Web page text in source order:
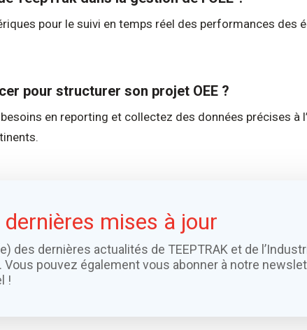
pour le suivi en temps réel des performances des
pour structurer son projet OEE ?
en reporting et collectez des données précises à
dernières mises à jour
des dernières actualités de TEEPTRAK et de
. Vous pouvez également vous abonner à notre
!